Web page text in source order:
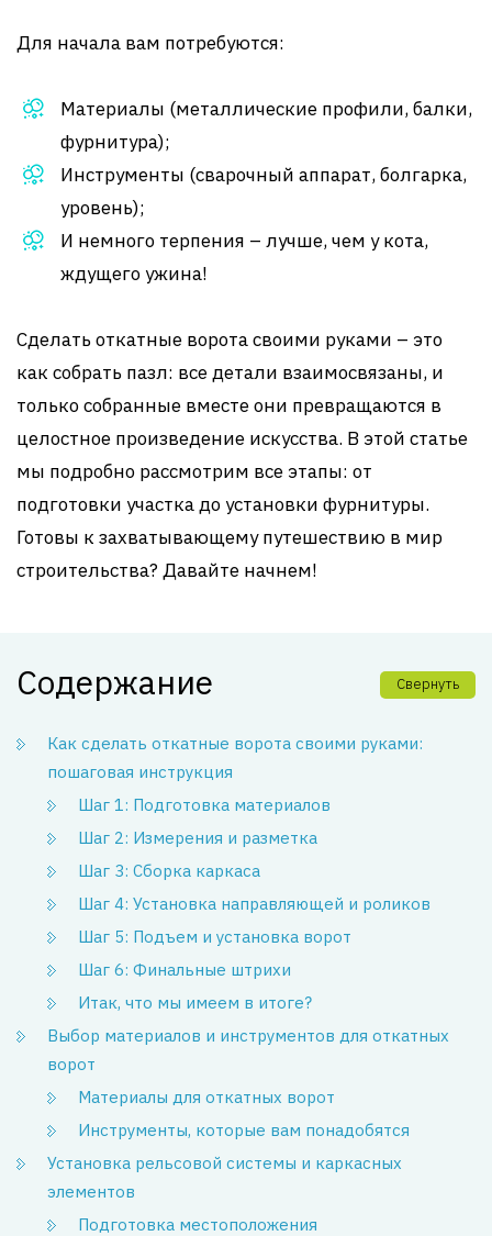
Для начала вам потребуются:
Материалы (металлические профили, балки,
фурнитура);
Инструменты (сварочный аппарат, болгарка,
уровень);
И немного терпения – лучше, чем у кота,
ждущего ужина!
Сделать откатные ворота своими руками – это
как собрать пазл: все детали взаимосвязаны, и
только собранные вместе они превращаются в
целостное произведение искусства. В этой статье
мы подробно рассмотрим все этапы: от
подготовки участка до установки фурнитуры.
Готовы к захватывающему путешествию в мир
строительства? Давайте начнем!
Содержание Свернуть
Как сделать откатные ворота своими руками:
пошаговая инструкция
Шаг 1: Подготовка материалов
Шаг 2: Измерения и разметка
Шаг 3: Сборка каркаса
Шаг 4: Установка направляющей и роликов
Шаг 5: Подъем и установка ворот
Шаг 6: Финальные штрихи
Итак, что мы имеем в итоге?
Выбор материалов и инструментов для откатных
ворот
Материалы для откатных ворот
Инструменты, которые вам понадобятся
Установка рельсовой системы и каркасных
элементов
Подготовка местоположения